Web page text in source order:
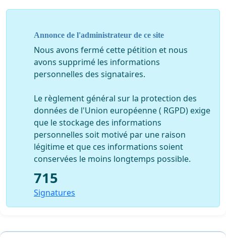
ازاء هذه التصرفات المشينة نعرب عن تضامننا الكامل مع عمرو
رغم كل الصعاب والمخاطر– بشكل سلمي، ونحث الحكومة
المصرية على احترام التزاماتها بموجب المعاهدات الدولية لحقوق
الإنسان، ووقف اضطهاد النقاد والمدافعين عن حقوق الإنسان
والنشطاء من بينهم الفنانين عمرو واكد وخالد أبو النجا. وندعوا إلى
المدافعون والمدافعات عن حقوق الإنسان
Annonce de l'administrateur de ce site
Nous avons fermé cette pétition et nous
avons supprimé les informations
personnelles des signataires.
Le règlement général sur la protection des
données de l'Union européenne ( RGPD) exige
que le stockage des informations
personnelles soit motivé par une raison
légitime et que ces informations soient
conservées le moins longtemps possible.
715
Signatures